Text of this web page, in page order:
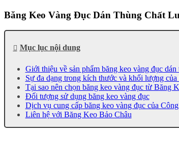
Băng Keo Vàng Đục Dán Thùng Chất
Mục lục nội dung
Giới thiệu về sản phẩm băng keo vàng đục dán
Sự đa dạng trong kích thước và khối lượng của
Tại sao nên chọn băng keo vàng đục từ Băng
Đối tượng sử dụng băng keo vàng đục
Dịch vụ cung cấp băng keo vàng đục của
Liên hệ với Băng Keo Bảo Châu